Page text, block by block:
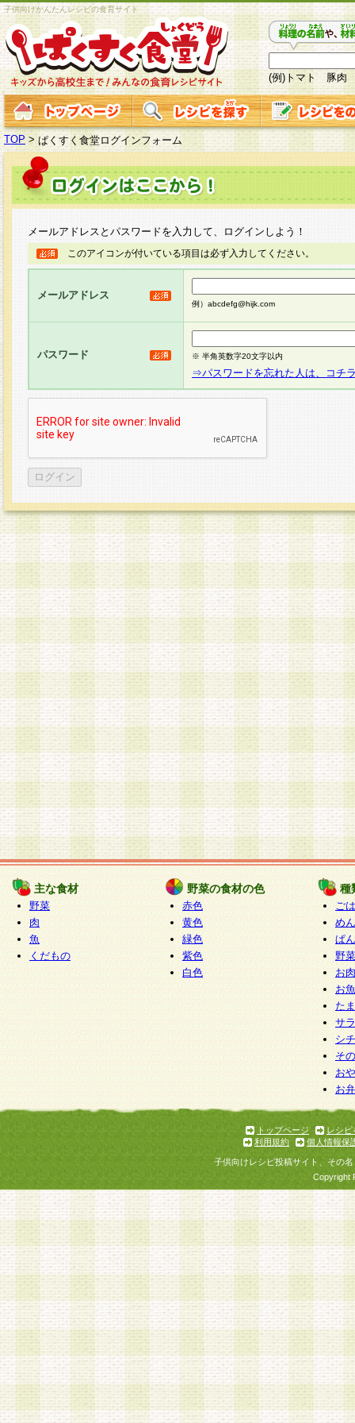
子供向けかんたんレシピの食育サイト
(例)トマト 豚肉
TOP > ぱくすく食堂ログインフォーム
メールアドレスとパスワードを入力して、ログインしよう！
このアイコンが付いている項目は必ず入力してください。
メールアドレス
例）abcdefg@hijk.com
パスワード ※ 半角英数字20文字以内
⇒パスワードを忘れた人は、コチ
主な食材
野菜
肉
魚
くだもの
野菜の食材の色
赤色
黄色
緑色
紫色
白色
種
ご
めん
ぱん
野
お
お
た
サ
シ
そ
お
お
トップページ
レシピ
利用規約
個人情報保
子供向けレシピ投稿サイト、その
Copyright